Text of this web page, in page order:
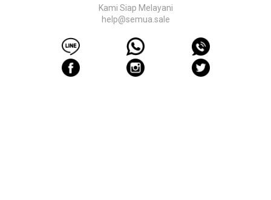
Kami Siap Melayani
help@semua.sale